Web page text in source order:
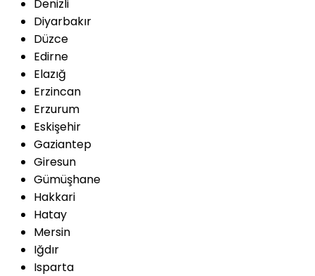
Denizli
Diyarbakır
Düzce
Edirne
Elazığ
Erzincan
Erzurum
Eskişehir
Gaziantep
Giresun
Gümüşhane
Hakkari
Hatay
Mersin
Iğdır
Isparta